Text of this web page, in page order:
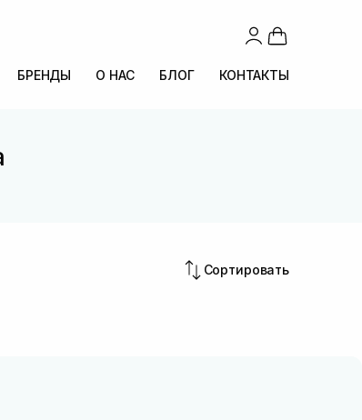
БРЕНДЫ О НАС БЛОГ КОНТАКТЫ
Сортировать